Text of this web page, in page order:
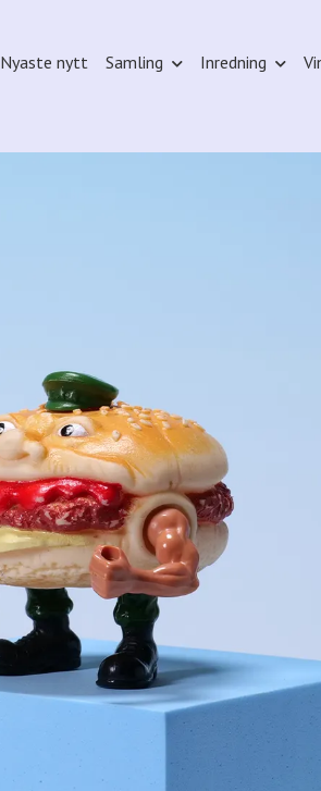
Nyaste nytt Samling Inredning